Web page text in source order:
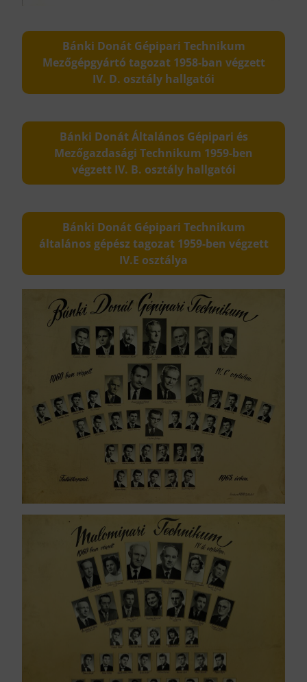
Bánki Donát Gépipari Technikum
Mezőgépgyártó tagozat 1958-ban végzett
IV. D. osztály hallgatói
Bánki Donát Általános Gépipari és
Mezőgazdasági Technikum 1959-ben
végzett IV. B. osztály hallgatói
Bánki Donát Gépipari Technikum
általános gépész tagozat 1959-ben végzett
IV.E osztálya